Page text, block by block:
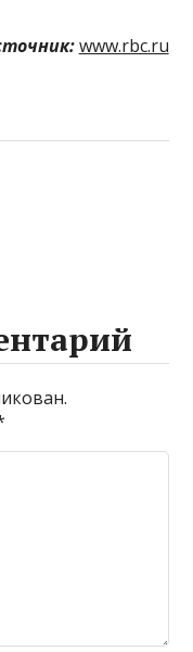
www.rbc.ru